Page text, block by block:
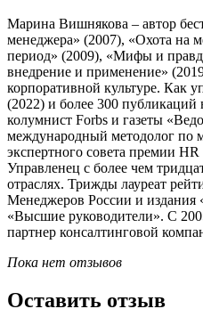
Марина Вишнякова – автор
менеджера» (2007), «Охота на
период» (2009), «Мифы и
внедрение и применение»
корпоративной культуре. Как
(2022) и более 300 публикаций
колумнист Forbs и газеты
международный методолог по
экспертного совета премии
Управленец с более чем
отраслях. Трижды лауреат
Менеджеров России и
«Высшие руководители». С
партнер консалтинговой
Пока нет отзывов
Оставить отзыв